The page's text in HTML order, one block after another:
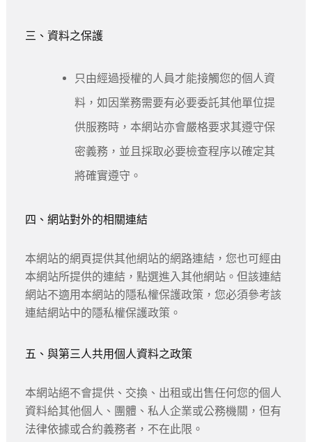
三、資料之保護
只由經過授權的人員才能接觸您的個人資
料，如因業務需要有必要委託其他單位提
供服務時，本網站亦會嚴格要求其遵守保
密義務，並且採取必要檢查程序以確定其
將確實遵守。
四、網站對外的相關連結
本網站的網頁提供其他網站的網路連結，您也可經由
本網站所提供的連結，點選進入其他網站。但該連結
網站不適用本網站的隱私權保護政策，您必須參考該
連結網站中的隱私權保護政策。
五、與第三人共用個人資料之政策
本網站絕不會提供、交換、出租或出售任何您的個人
資料給其他個人、團體、私人企業或公務機關，但有
法律依據或合約義務者，不在此限。